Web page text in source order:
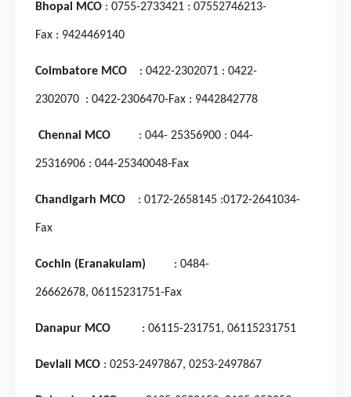
Bhopal MCO : 0755-2733421 : 07552746213-
Fax : 9424469140
Coimbatore MCO : 0422-2302071 : 0422-
2302070 : 0422-2306470-Fax : 9442842778
Chennai MCO : 044- 25356900 : 044-
25316906 : 044-25340048-Fax
Chandigarh MCO : 0172-2658145 :0172-2641034-
Fax
Cochin (Eranakulam) : 0484-
26662678, 06115231751-Fax
Danapur MCO : 06115-231751, 06115231751
Devlali MCO : 0253-2497867, 0253-2497867